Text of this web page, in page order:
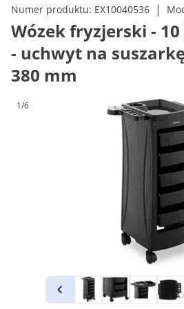
Numer produktu: EX10040536 |
Wózek fryzjerski -
- uchwyt na
380 mm
1/6